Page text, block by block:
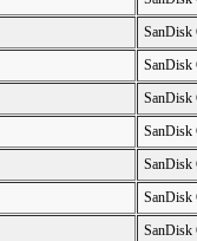
SanDisk
SanDisk
SanDisk
SanDisk
SanDisk
SanDisk
SanDisk